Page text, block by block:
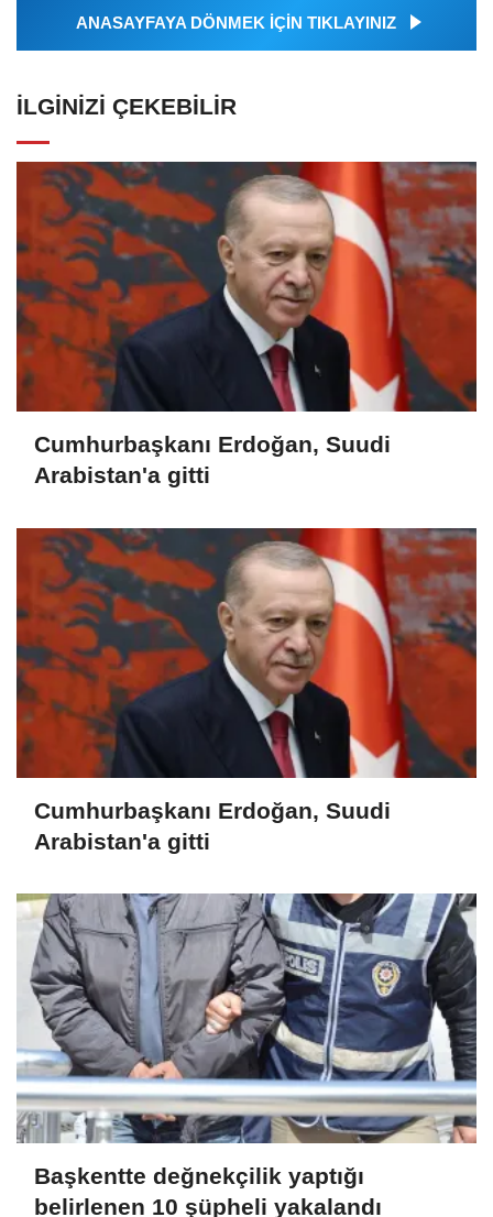
ANASAYFAYA DÖNMEK İÇİN TIKLAYINIZ
İLGINIZI ÇEKEBILIR
Cumhurbaşkanı Erdoğan, Suudi
Arabistan'a gitti
Cumhurbaşkanı Erdoğan, Suudi
Arabistan'a gitti
Başkentte değnekçilik yaptığı
belirlenen 10 şüpheli yakalandı